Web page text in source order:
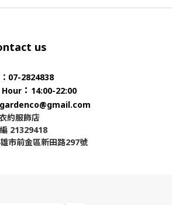
us
07-2824838
： 14:00-22:00
約服飾店
21329418
市前金區新田路297號